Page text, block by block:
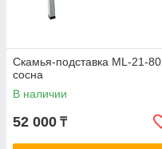
Скамья-подставка ML-21-80
сосна
В наличии
52 000 ₸